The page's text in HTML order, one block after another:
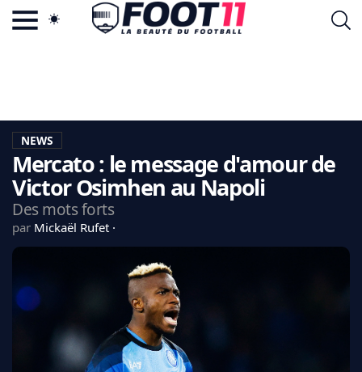
LA CHARTE
VIE PRIVÉE
CGU
CONTACTEZ-NOUS
CDM 2026
EDF
LIGUE 1
REAL MADRID
NEWS
Mercato : le message d'amour de
Victor Osimhen au Napoli
Des mots forts
par Mickaël Rufet